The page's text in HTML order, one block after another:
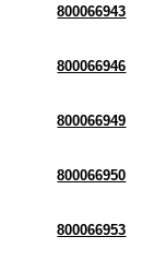
800066943
800066946
800066949
800066950
800066953